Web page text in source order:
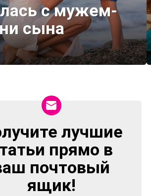
с мужем-
сына
лучшие
прямо в
почтовый
ящик!